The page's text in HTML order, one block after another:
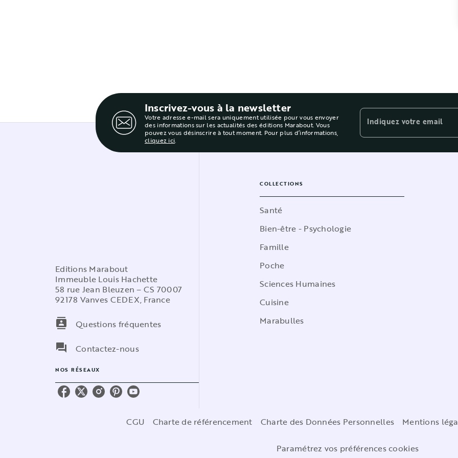
Inscrivez-vous à la newsletter
Votre adresse e-mail sera uniquement utilisée pour vous envoyer
des informations sur les actualités des éditions Marabout. Vous
pouvez vous désinscrire à tout moment. Pour plus d’informations,
cliquez ici.
Indiquez votre email
Editions Marabout
Immeuble Louis Hachette
58 rue Jean Bleuzen – CS 70007
92178 Vanves CEDEX, France
contacts
Questions fréquentes
question_answer
Contactez-nous
NOS RÉSEAUX
COLLECTIONS
Santé
Bien-être - Psychologie
Famille
Poche
Sciences Humaines
Cuisine
Marabulles
CGU Charte de référencement Charte des Données Personnelles Mentions
Paramétrez vos préférences cookies